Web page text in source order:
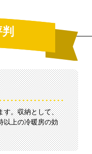
す。収納として、
以上の冷暖房の効